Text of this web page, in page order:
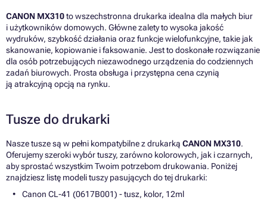
CANON MX310to wszechstronna drukarka idealna dla małych biur
i użytkowników domowych. Główne zalety to wysoka jakość
wydruków, szybkość działania oraz funkcje wielofunkcyjne, takie jak
skanowanie, kopiowanie i faksowanie. Jest to doskonałe rozwiązanie
dla osób potrzebujących niezawodnego urządzenia do codziennych
zadań biurowych. Prosta obsługa i przystępna cena czynią
ją atrakcyjną opcją na rynku.
Tusze do drukarki
Nasze tusze są w pełni kompatybilne z drukarką CANON MX310.
Oferujemy szeroki wybór tuszy, zarówno kolorowych, jak i czarnych,
aby sprostać wszystkim Twoim potrzebom drukowania. Poniżej
znajdziesz listę modeli tuszy pasujących do tej drukarki:
Canon CL-41 (0617B001) - tusz, kolor, 12ml